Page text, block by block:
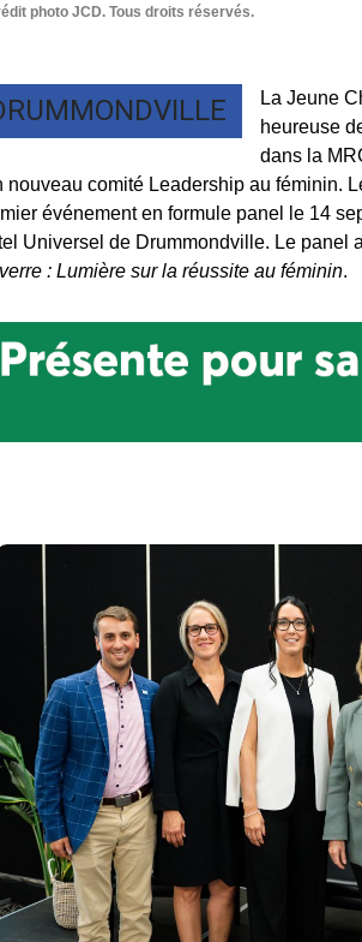
photo JCD. Tous droits réservés.
La Jeune
heureuse
dans la
nouveau comité Leadership au féminin.
événement en formule panel le 14
Universel de Drummondville. Le panel
: Lumière sur la réussite au féminin.